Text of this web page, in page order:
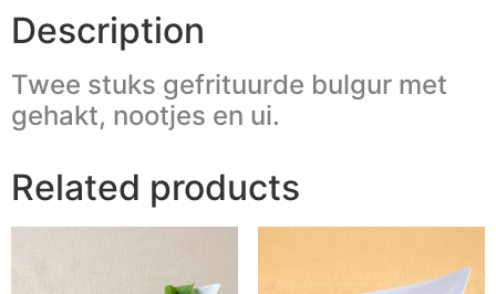
Description
Twee stuks gefrituurde bulgur met
gehakt, nootjes en ui.
Related products